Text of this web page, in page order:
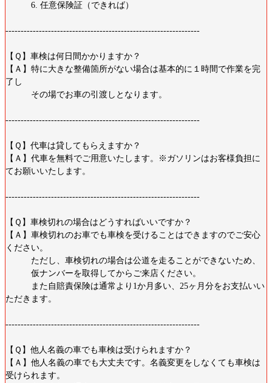
6. 任意保険証（できれば）
----------------------------------------------------------------
【Ｑ】車検は何日間かかりますか？
【Ａ】特に大きな整備箇所がない場合は基本的に１時間で作業を完
了し
その場でお車の引渡しとなります。
----------------------------------------------------------------
【Ｑ】代車は貸してもらえますか？
【Ａ】代車を無料でご用意いたします。※ガソリンはお客様負担に
てお願いいたします。
----------------------------------------------------------------
【Ｑ】車検切れの場合はどうすればいいですか？
【Ａ】車検切れのお車でも車検を受けることはできますのでご安心
ください。
ただし、車検切れの場合は公道を走ることができないため、
仮ナンバーを取得してからご来店ください。
また自賠責保険は通常より1か月多い、25ヶ月分をお支払いい
ただきます。
----------------------------------------------------------------
【Ｑ】他人名義の車でも車検は受けられますか？
【Ａ】他人名義の車でも大丈夫です。名義変更をしなくても車検は
受けられます。